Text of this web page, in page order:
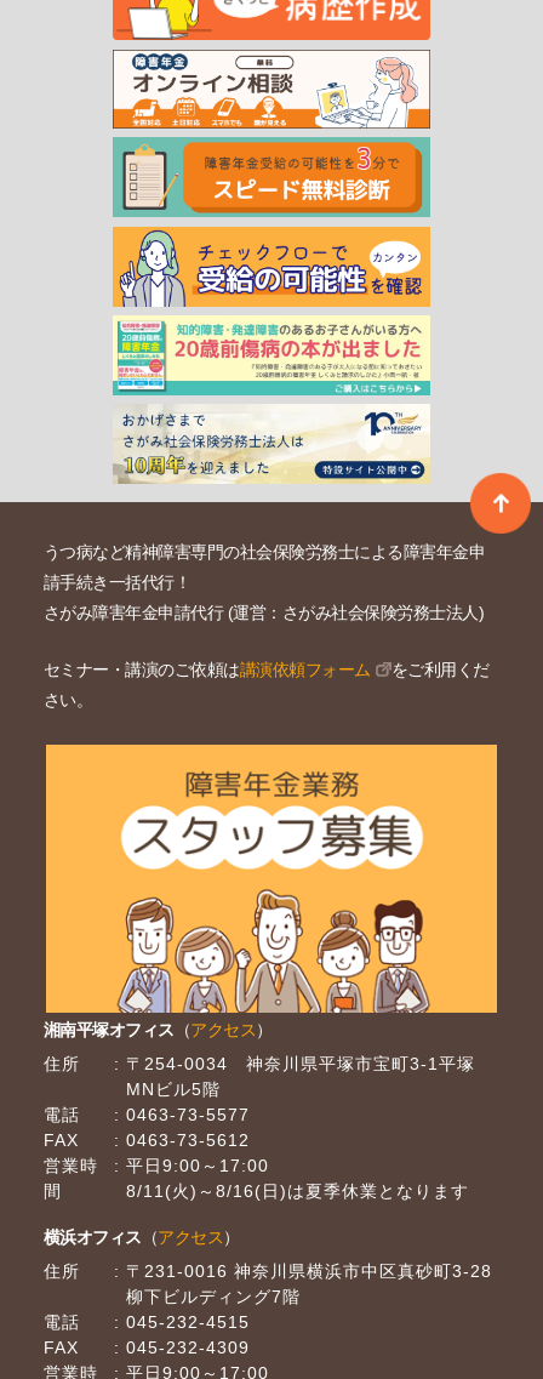
うつ病など精神障害専門の社会保険労務士による障害年金申
請手続き一括代行！
さがみ障害年金申請代行 (運営：さがみ社会保険労務士法人)
セミナー・講演のご依頼は講演依頼フォーム
をご利用くだ
さい。
湘南平塚オフィス （アクセス）
住所
〒254-0034 神奈川県平塚市宝町3-1平塚
MNビル5階
電話
0463-73-5577
FAX
0463-73-5612
営業時
間
平日9:00～17:00
8/11(火)～8/16(日)は夏季休業となります
横浜オフィス （アクセス）
住所
〒231-0016 神奈川県横浜市中区真砂町3-28
柳下ビルディング7階
電話
045-232-4515
FAX
045-232-4309
営業時
平日9:00～17:00